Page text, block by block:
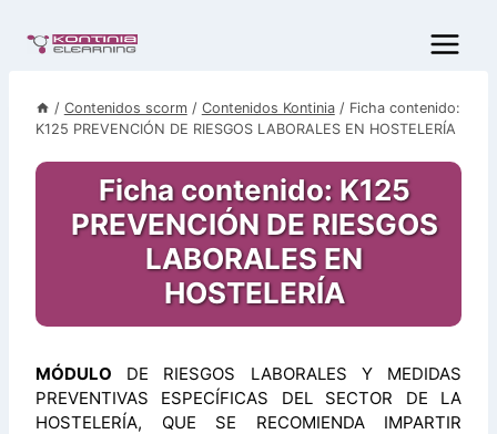
contenido
/ Contenidos scorm / Contenidos Kontinia / Ficha contenido:
K125 PREVENCIÓN DE RIESGOS LABORALES EN HOSTELERÍA
Ficha contenido: K125
PREVENCIÓN DE RIESGOS
LABORALES EN
HOSTELERÍA
MÓDULO DE RIESGOS LABORALES Y MEDIDAS
PREVENTIVAS ESPECÍFICAS DEL SECTOR DE LA
HOSTELERÍA, QUE SE RECOMIENDA IMPARTIR